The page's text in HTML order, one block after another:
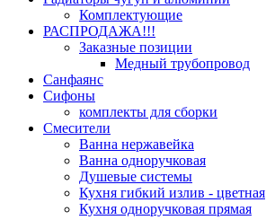
Комплектующие
РАСПРОДАЖА!!!
Заказные позиции
Медный трубопровод
Санфаянс
Сифоны
комплекты для сборки
Смесители
Ванна нержавейка
Ванна одноручковая
Душевые системы
Кухня гибкий излив - цветная
Кухня одноручковая прямая